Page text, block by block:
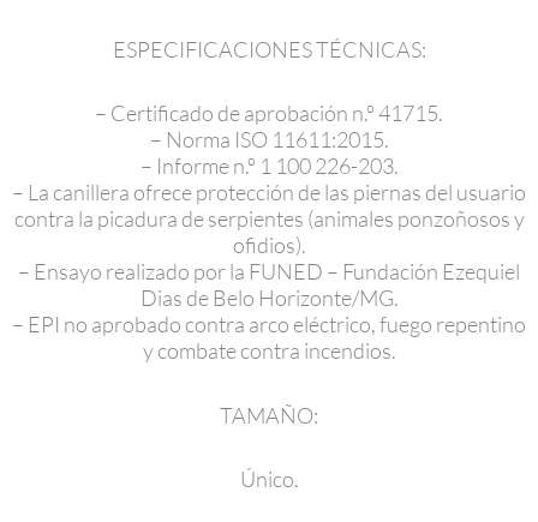
ESPECIFICACIONES TÉCNICAS:
– Certificado de aprobación n.º 41715.
– Norma ISO 11611:2015.
– Informe n.º 1 100 226-203.
– La canillera ofrece protección de las piernas del usuario
contra la picadura de serpientes (animales ponzoñosos y
ofidios).
– Ensayo realizado por la FUNED – Fundación Ezequiel
Dias de Belo Horizonte/MG.
– EPI no aprobado contra arco eléctrico, fuego repentino
y combate contra incendios.
TAMAÑO:
Único.